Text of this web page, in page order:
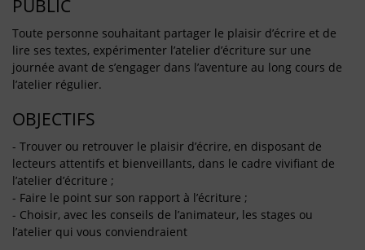
PUBLIC
Toute personne souhaitant partager le plaisir d’écrire et de
lire ses textes, expérimenter l’atelier d’écriture sur une
journée avant de s’engager dans l’aventure au long cours de
l’atelier régulier.
OBJECTIFS
- Trouver ou retrouver le plaisir d’écrire, en disposant de
lecteurs attentifs et bienveillants, dans le cadre vivifiant de
l’atelier d’écriture ;
- Faire le point sur son rapport à l’écriture ;
- Choisir, avec les conseils de l’animateur, les stages ou
l’atelier qui vous conviendraient